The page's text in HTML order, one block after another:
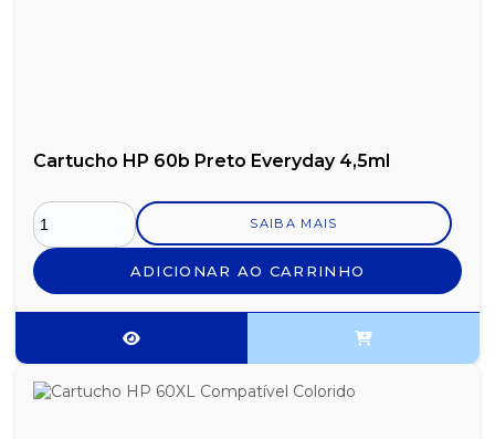
Cartucho HP 60b Preto Everyday 4,5ml
SAIBA MAIS
ADICIONAR AO CARRINHO